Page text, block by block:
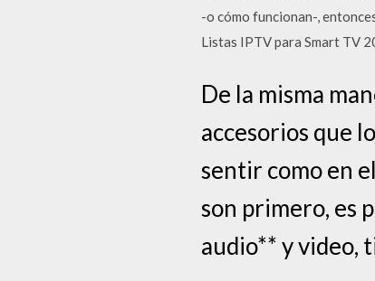
-o cómo funcionan-,
Listas IPTV para Smart TV
De la misma
accesorios que
sentir como en
son primero, es
audio** y video,